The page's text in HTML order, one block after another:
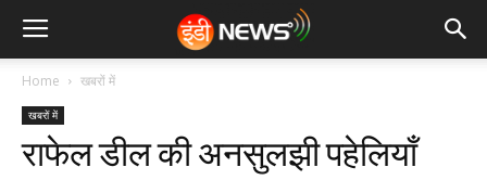
Home खबरों में
खबरों में
राफेल डील की अनसुलझी पहेलियाँ